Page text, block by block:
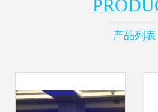
产品列表